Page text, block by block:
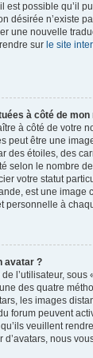
est possible qu’il
désirée n’existe
une nouvelle
sur le site
à côté de mon
à côté de votre
peut être une
des étoiles, des
selon le nombre
votre statut
est une image
personnelle à
avatar ?
l’utilisateur, sous
des quatre
les images
forum peuvent
veuillent
nous